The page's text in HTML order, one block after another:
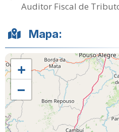
Auditor Fiscal de
Mapa:
+
−